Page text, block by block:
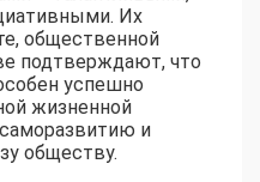
Их
общественной
подтверждают, что
успешно
жизненной
и
обществу.